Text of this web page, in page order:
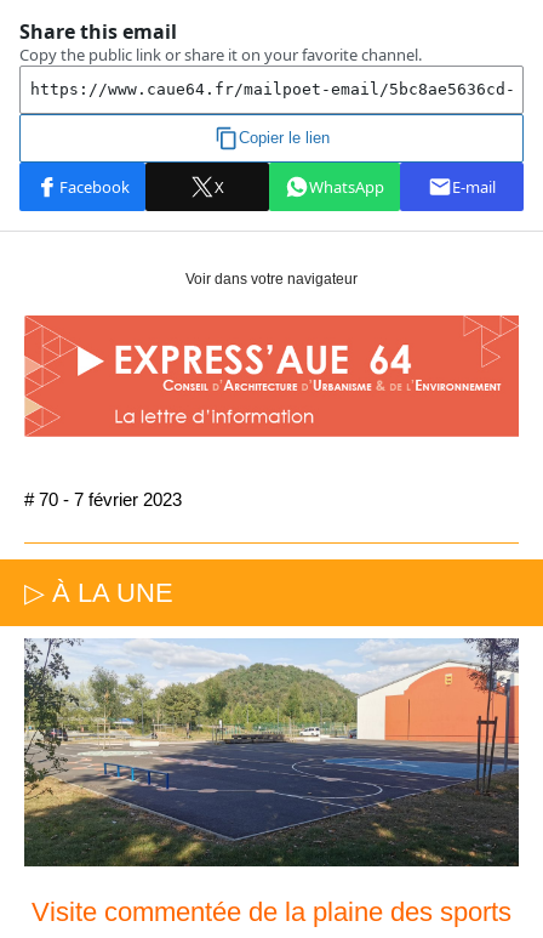
Voir dans votre navigateur
# 70 - 7 février 2023
▷ À LA UNE
Visite commentée de la plaine des sports